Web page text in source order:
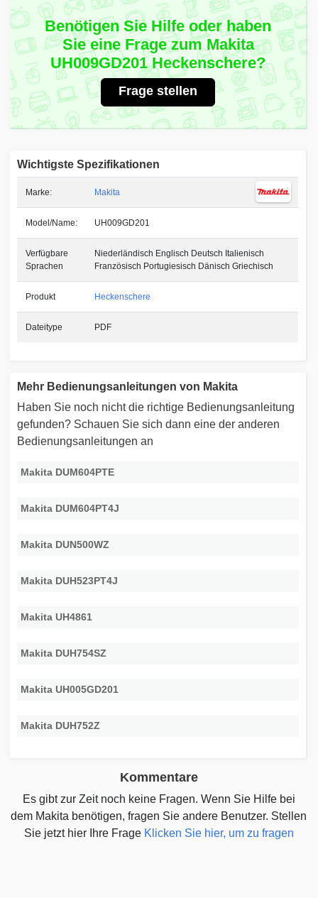
Benötigen Sie Hilfe oder haben
Sie eine Frage zum Makita
UH009GD201 Heckenschere?
Frage stellen
Wichtigste Spezifikationen
Marke: Makita
Model/Name: UH009GD201
Verfügbare
Sprachen
Niederländisch Englisch Deutsch Italienisch
Französisch Portugiesisch Dänisch Griechisch
Produkt Heckenschere
Dateitype PDF
Mehr Bedienungsanleitungen von Makita
Haben Sie noch nicht die richtige Bedienungsanleitung
gefunden? Schauen Sie sich dann eine der anderen
Bedienungsanleitungen an
Makita DUM604PTE
Makita DUM604PT4J
Makita DUN500WZ
Makita DUH523PT4J
Makita UH4861
Makita DUH754SZ
Makita UH005GD201
Makita DUH752Z
Kommentare
Es gibt zur Zeit noch keine Fragen. Wenn Sie Hilfe bei
dem Makita benötigen, fragen Sie andere Benutzer. Stellen
Sie jetzt hier Ihre Frage Klicken Sie hier, um zu fragen